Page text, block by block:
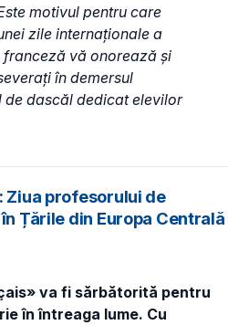
motivul pentru care
zile internaționale a
vă onorează și
în demersul
dascăl dedicat elevilor
Ziua profesorului de
Țările din Europa Centrală
va fi sărbătorită pentru
în întreaga lume. Cu